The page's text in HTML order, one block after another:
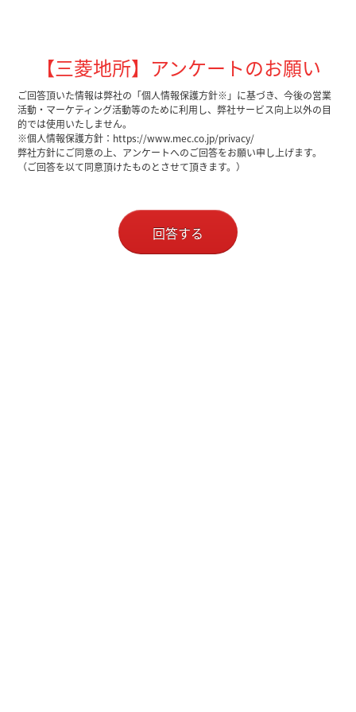
【三菱地所】アンケートのお願い
ご回答頂いた情報は弊社の「個人情報保護方針※」に基づき、今後の営業
活動・マーケティング活動等のために利用し、弊社サービス向上以外の目
的では使用いたしません。
※個人情報保護方針：https://www.mec.co.jp/privacy/
弊社方針にご同意の上、アンケートへのご回答をお願い申し上げます。
（ご回答を以て同意頂けたものとさせて頂きます。）
回答する